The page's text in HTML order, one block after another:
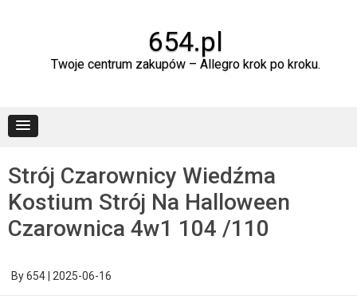
654.pl
Twoje centrum zakupów – Allegro krok po kroku.
Strój Czarownicy Wiedźma
Kostium Strój Na Halloween
Czarownica 4w1 104 /110
By654 2025-06-16